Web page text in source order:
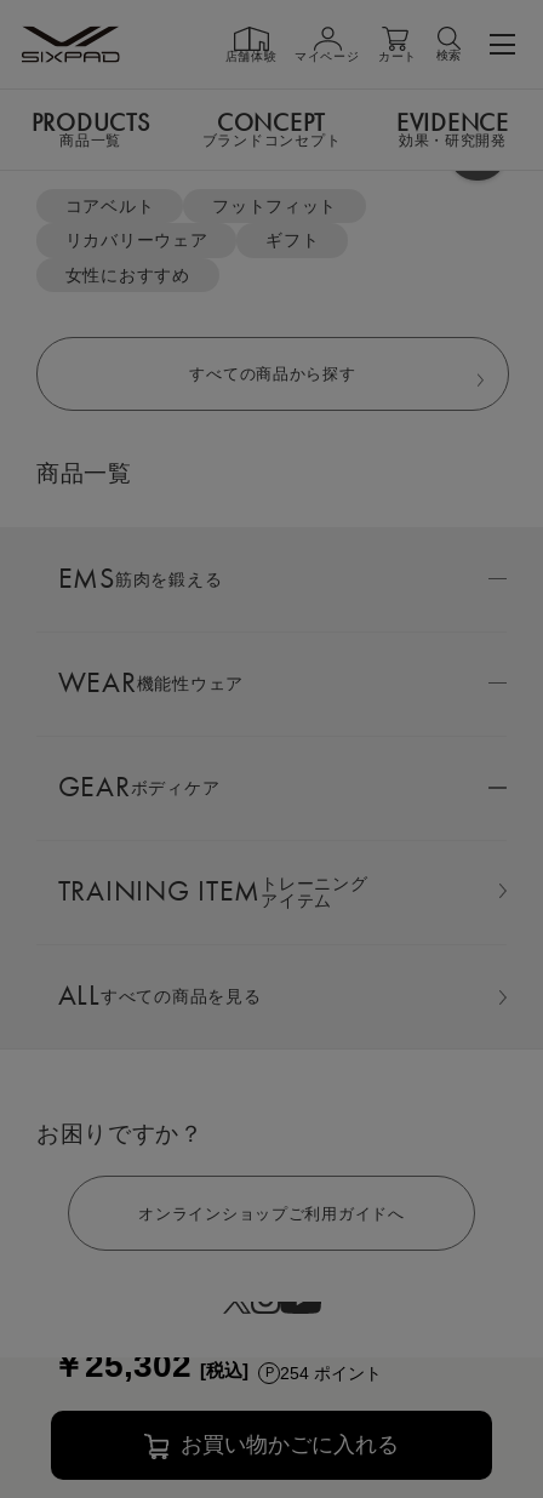
店舗体験 マイページ カート 検索
PRODUCTS商品一覧
GIFT ギフト
LIVE SHOPPING
AMBASSADOR
SIXPAD APP
COLUMN
LARGE ORDER ⼤⼝注⽂窓⼝
MULTI EMS
よく検索されているキーワード
コアベルト
フットフィット
リカバリーウェア
ギフト
女性におすすめ
すべての商品から探す
商品一覧
EMS筋肉を鍛える
WEAR機能性ウェア
GEARボディケア
TRAINING ITEM トレーニング
アイテム
ALLすべての商品を見る
お困りですか？
オンラインショップご利用ガイドへ
PRODUCTS
商品一覧
CONCEPT
ブランドコンセプト
EVIDENCE
効果・研究開発
スリープトップ＆スリープパンツ（パジャマ） セット
スリープ(パジャマ）上下セット
サイズ：L
￥25,302 254 ポイント
お買い物かごに入れる